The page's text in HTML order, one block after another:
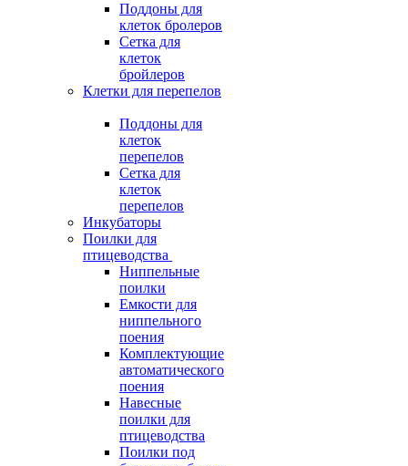
Поддоны для
клеток бролеров
Сетка для
клеток
бройлеров
Клетки для перепелов
Поддоны для
клеток
перепелов
Сетка для
клеток
перепелов
Инкубаторы
Поилки для
птицеводства
Ниппельные
поилки
Емкости для
ниппельного
поения
Комплектующие
автоматического
поения
Навесные
поилки для
птицеводства
Поилки под